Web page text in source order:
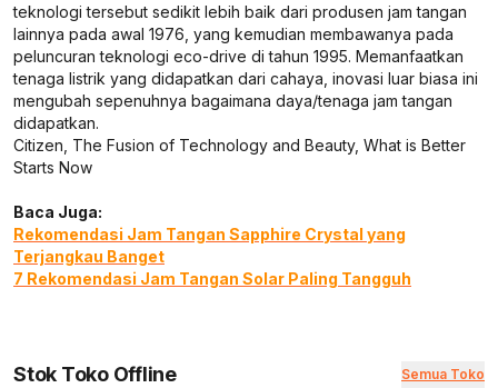
teknologi tersebut sedikit lebih baik dari produsen jam tangan
lainnya pada awal 1976, yang kemudian membawanya pada
peluncuran teknologi eco-drive di tahun 1995. Memanfaatkan
tenaga listrik yang didapatkan dari cahaya, inovasi luar biasa ini
mengubah sepenuhnya bagaimana daya/tenaga jam tangan
didapatkan.
Citizen, The Fusion of Technology and Beauty, What is Better
Starts Now
Baca Juga:
Rekomendasi Jam Tangan Sapphire Crystal yang
Terjangkau Banget
7 Rekomendasi Jam Tangan Solar Paling Tangguh
Stok Toko Offline Semua Toko